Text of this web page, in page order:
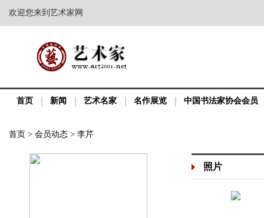
欢迎您来到艺术家网
首页 新闻 艺术名家 名作展览 中国书法家协会会员
首页 > 会员动态 > 李芹
照片